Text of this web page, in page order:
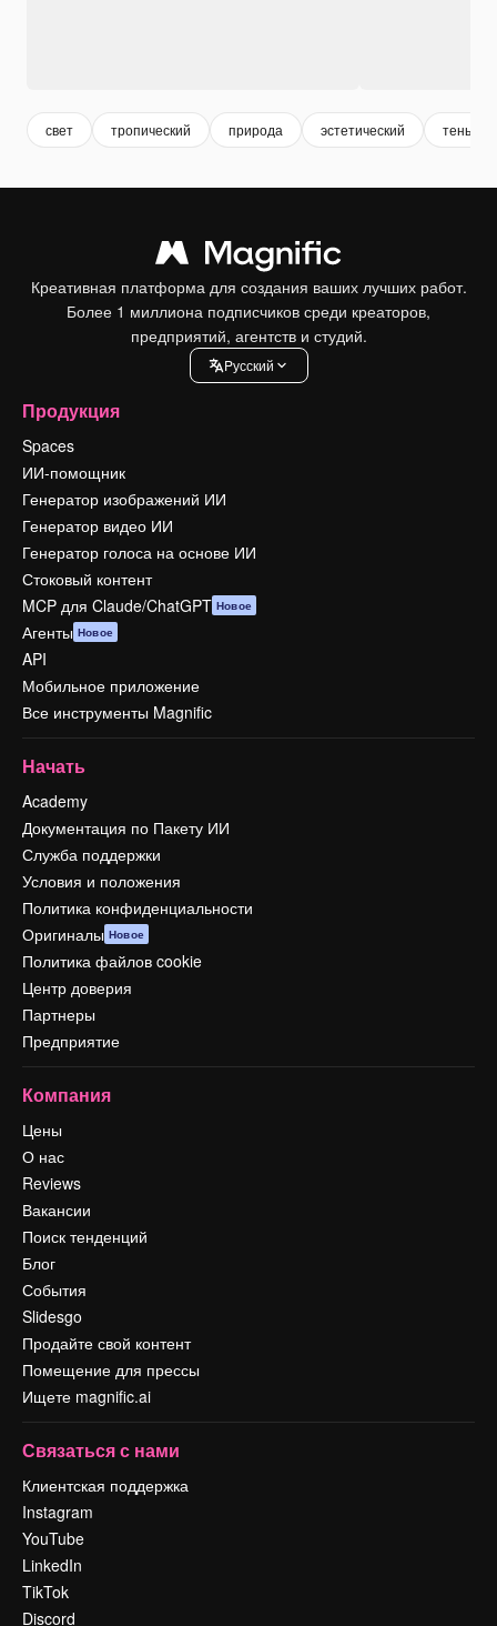
свет тропический природа эстетический тень
Креативная платформа для создания ваших лучших работ.
Более 1 миллиона подписчиков среди креаторов,
предприятий, агентств и студий.
Pусский
Продукция
Spaces
ИИ-помощник
Генератор изображений ИИ
Генератор видео ИИ
Генератор голоса на основе ИИ
Стоковый контент
MCP для Claude/ChatGPT Новое
Агенты Новое
API
Мобильное приложение
Все инструменты Magnific
Начать
Academy
Документация по Пакету ИИ
Служба поддержки
Условия и положения
Политика конфиденциальности
Оригиналы Новое
Политика файлов cookie
Центр доверия
Партнеры
Предприятие
Компания
Цены
О нас
Reviews
Вакансии
Поиск тенденций
Блог
События
Slidesgo
Продайте свой контент
Помещение для прессы
Ищете magnific.ai
Связаться с нами
Клиентская поддержка
Instagram
YouTube
LinkedIn
TikTok
Discord